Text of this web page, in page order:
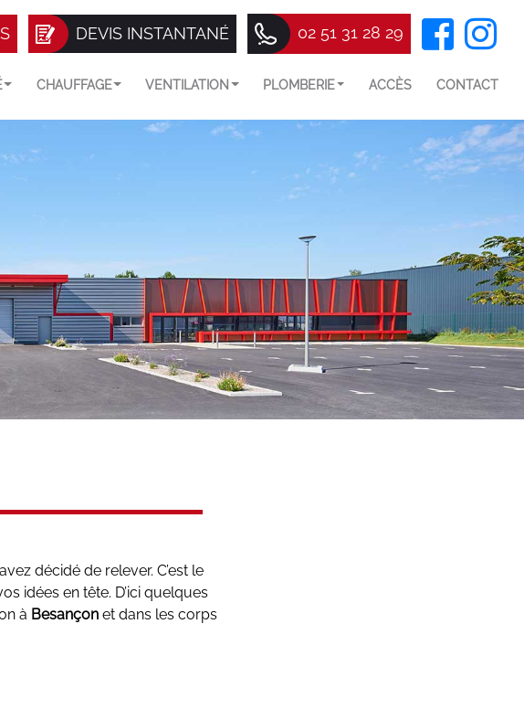
DEVIS INSTANTANÉ 02 51 31 28 29
CHAUFFAGE VENTILATION PLOMBERIE ACCÈS CONTACT
décidé de relever. C’est le
idées en tête. D’ici quelques
à Besançon et dans les corps